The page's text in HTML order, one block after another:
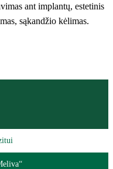
ant implantų, estetinis
sąkandžio kėlimas.